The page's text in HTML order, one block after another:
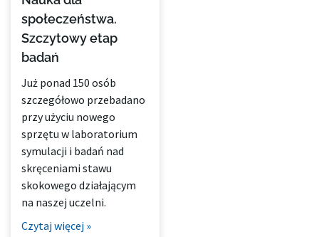
społeczeństwa.
Szczytowy etap
badań
Już ponad 150 osób
szczegółowo przebadano
przy użyciu nowego
sprzętu w laboratorium
symulacji i badań nad
skręceniami stawu
skokowego działającym
na naszej uczelni.
Czytaj więcej »